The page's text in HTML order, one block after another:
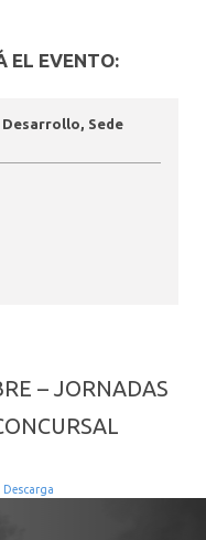
EL EVENTO:
Desarrollo, Sede
– JORNADAS
Descarga